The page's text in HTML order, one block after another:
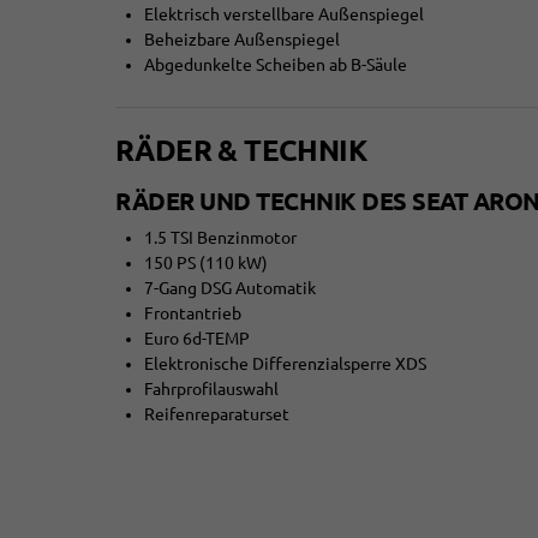
Elektrisch verstellbare Außenspiegel
Beheizbare Außenspiegel
Abgedunkelte Scheiben ab B-Säule
RÄDER & TECHNIK
RÄDER UND TECHNIK DES SEAT
1.5 TSI Benzinmotor
150 PS (110 kW)
7-Gang DSG Automatik
Frontantrieb
Euro 6d-TEMP
Elektronische Differenzialsperre XDS
Fahrprofilauswahl
Reifenreparaturset